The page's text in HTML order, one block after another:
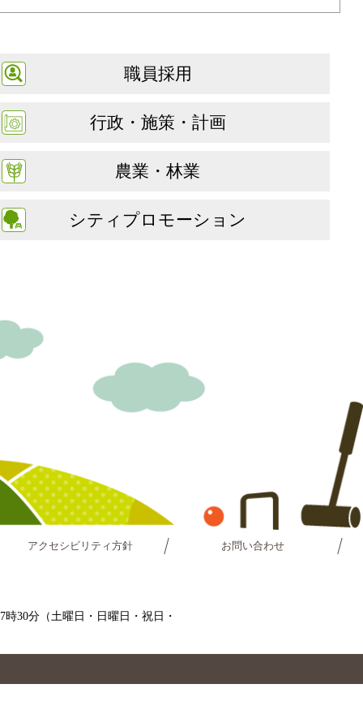
職員採用
行政・施策・計画
農業・林業
シティプロモーション
アクセシビリティ方針 お問い合わせ
時30分（土曜日・日曜日・祝日・